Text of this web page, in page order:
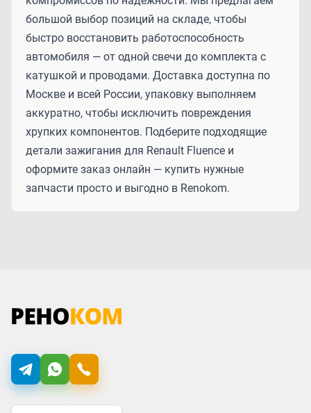
большой выбор позиций на складе, чтобы
быстро восстановить работоспособность
автомобиля — от одной свечи до комплекта с
катушкой и проводами. Доставка доступна по
Москве и всей России, упаковку выполняем
аккуратно, чтобы исключить повреждения
хрупких компонентов. Подберите подходящие
детали зажигания для Renault Fluence и
оформите заказ онлайн — купить нужные
запчасти просто и выгодно в Renokom.